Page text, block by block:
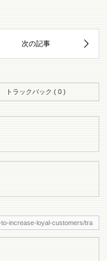
トラックバック ( 0 )